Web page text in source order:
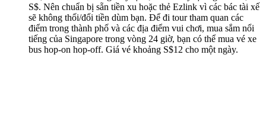
S$. Nên chuẩn bị sẵn tiền xu hoặc thẻ Ezlink vì các bác tài xế
sẽ không thối/đổi tiền dùm bạn. Để đi tour tham quan các
điểm trong thành phố và các địa điểm vui chơi, mua sắm nổi
tiếng của Singapore trong vòng 24 giờ, bạn có thể mua vé xe
bus hop-on hop-off. Giá vé khoảng S$12 cho một ngày.